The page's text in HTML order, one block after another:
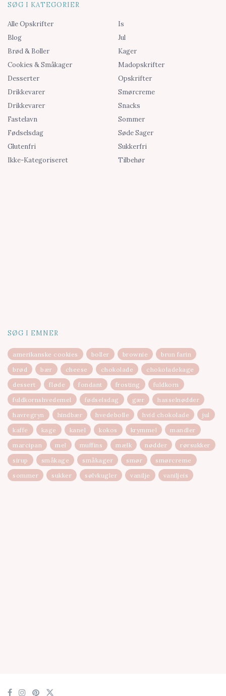
SØG I KATEGORIER
Alle Opskrifter
Blog
Brød & Boller
Cookies & Småkager
Desserter
Drikkevarer
Drikkevarer
Fastelavn
Fødselsdag
Glutenfri
Ikke-Kategoriseret
Is
Jul
Kager
Madopskrifter
Opskrifter
Smørcreme
Snacks
Sommer
Søde Sager
Sukkerfri
Tilbehør
SØG I EMNER
amerikanske cookies boller brownie
brun farin
brød
bær cheese chokolade
chokoladekage
dessert
fløde fondant frosting
fuldkorn
fuldkornshvedemel
fødselsdag gær
hasselnødder
havregryn
hindbær hvedebolle hvid chokolade
jul
kaffe
kage kanel kokos krymmel
mandler
marcipan
mel muffins mælk nødder
rørsukker
sirup
småkage småkager smør
smørcreme
sommer
sukker sølvkugler vanilje vaniljeis